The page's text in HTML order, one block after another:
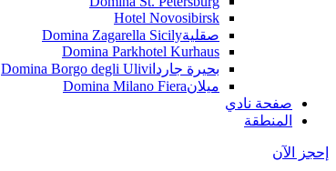
Hotel Novosibirsk
صقليةDomina Zagarella Sicily
Domina Parkhotel Kurhaus
بحيرة جاردا Domina Borgo degli Ulivi
ميلانDomina Milano Fiera
صفحة نادي
المنطقة
إحجز الآن